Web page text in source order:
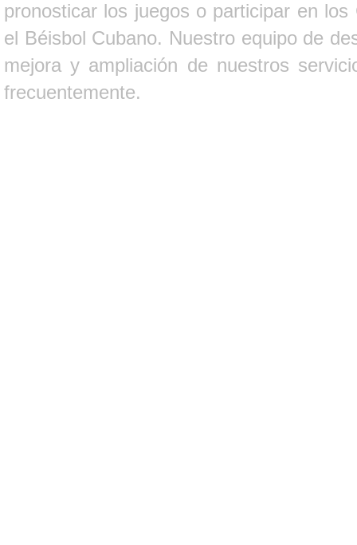
pronosticar los juegos o participar en
el Béisbol Cubano. Nuestro equipo de
mejora y ampliación de nuestros
frecuentemente.